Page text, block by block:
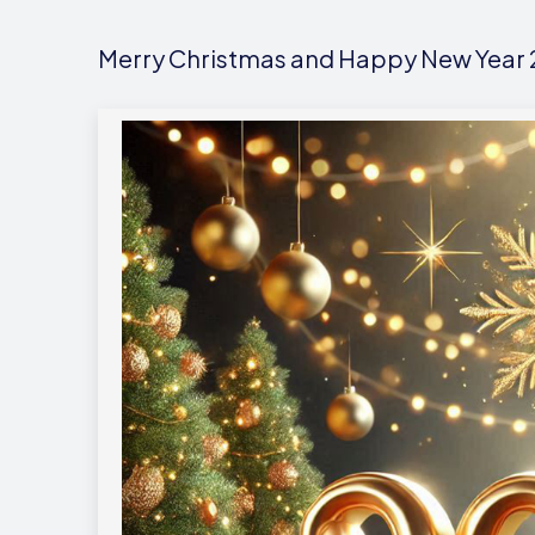
Merry Christmas and Happy New Year